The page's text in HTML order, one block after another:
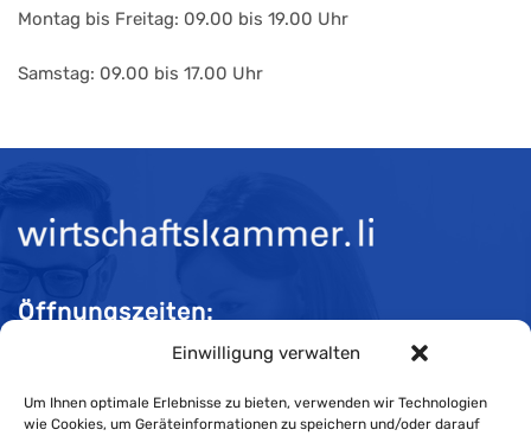
Einwilligung verwalten
Um Ihnen optimale Erlebnisse zu bieten, verwenden wir Technologien
wie Cookies, um Geräteinformationen zu speichern und/oder darauf
Montag bis Freitag: 09.00 bis 19.00 Uhr
Samstag: 09.00 bis 17.00 Uhr
Öffnungszeiten:
Mo-Do 08:00 bis 11:30 und 13:30 bis 16:30 Uhr
Fr 08:00 bis 11:30 und 13:30 bis 16:00 Uhr